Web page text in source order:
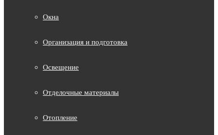
Окна
Организация и подготовка
Освещение
Отделочные материалы
Отопление